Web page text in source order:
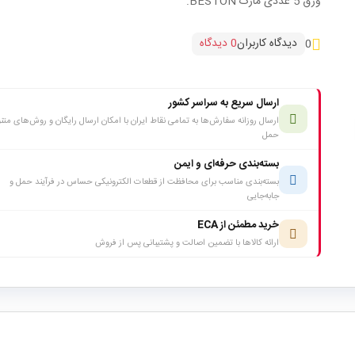
0 دیدگاه کاربران0 دیدگاه
ارسال سریع به سراسر کشور
ارسال روزانه سفارش‌ها به تمامی نقاط ایران با امکان ارسال رایگان و روش‌های
حمل
بسته‌بندی حرفه‌ای و ایمن
بسته‌بندی مناسب برای محافظت از قطعات الکترونیکی حساس در فرآیند حمل و
جابه‌جایی
خرید مطمئن از ECA
ارائه کالاها با تضمین اصالت و پشتیبانی پس از فروش